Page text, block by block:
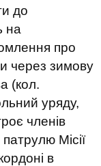
до
на
про
через зимову
(кол.
уряду,
членів
Місії
в